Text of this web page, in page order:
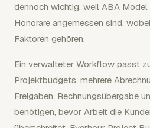
dennoch wichtig, weil ABA Model
Honorare angemessen sind,
Faktoren gehören.
Ein verwalteter Workflow passt
Projektbudgets, mehrere
Freigaben, Rechnungsübergabe
benötigen, bevor Arbeit die